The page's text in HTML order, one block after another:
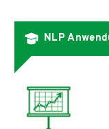
NLP